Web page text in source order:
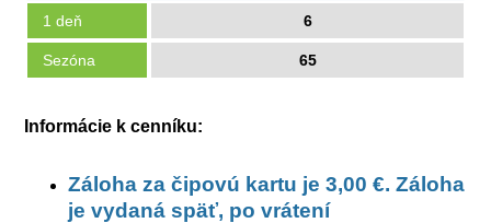
1 deň 6
Sezóna 65
Informácie k cenníku:
Záloha za čipovú kartu je 3,00 €. Záloha
je vydaná späť, po vrátení